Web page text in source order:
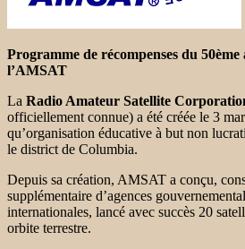
Programme de récompenses du
l’AMSAT
La Radio Amateur Satellite
officiellement connue) a été créée le 3
qu’organisation éducative à but non
le district de Columbia.
Depuis sa création, AMSAT a conçu,
supplémentaire d’agences
internationales, lancé avec succès 20
orbite terrestre.